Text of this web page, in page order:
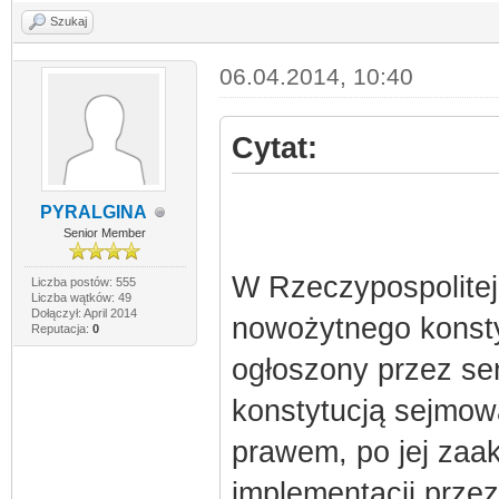
Szukaj
PYRALGINA
Senior Member
Liczba postów: 555
Liczba wątków: 49
Dołączył: April 2014
Reputacja: 0
06.04.2014, 10:40
Cytat:
W
nowożytnego
ogłoszony przez
konstytucją
prawem, po jej